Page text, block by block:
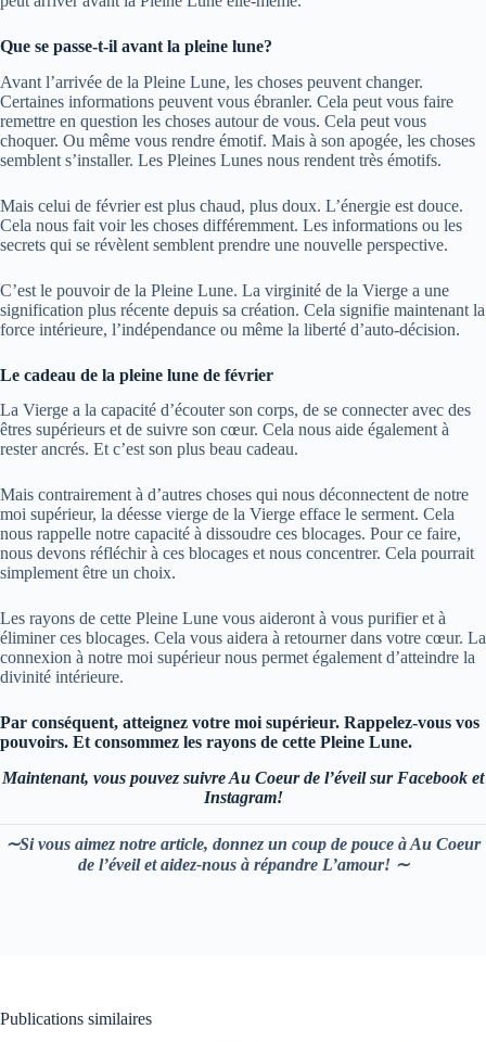
Que se passe-t-il avant la pleine lune?
Avant l’arrivée de la Pleine Lune, les choses peuvent changer.
Certaines informations peuvent vous ébranler. Cela peut vous faire
remettre en question les choses autour de vous. Cela peut vous
choquer. Ou même vous rendre émotif. Mais à son apogée, les choses
semblent s’installer. Les Pleines Lunes nous rendent très émotifs.
Mais celui de février est plus chaud, plus doux. L’énergie est douce.
Cela nous fait voir les choses différemment. Les informations ou les
secrets qui se révèlent semblent prendre une nouvelle perspective.
C’est le pouvoir de la Pleine Lune. La virginité de la Vierge a une
signification plus récente depuis sa création. Cela signifie maintenant la
force intérieure, l’indépendance ou même la liberté d’auto-décision.
Le cadeau de la pleine lune de février
La Vierge a la capacité d’écouter son corps, de se connecter avec des
êtres supérieurs et de suivre son cœur. Cela nous aide également à
rester ancrés. Et c’est son plus beau cadeau.
Mais contrairement à d’autres choses qui nous déconnectent de notre
moi supérieur, la déesse vierge de la Vierge efface le serment. Cela
nous rappelle notre capacité à dissoudre ces blocages. Pour ce faire,
nous devons réfléchir à ces blocages et nous concentrer. Cela pourrait
simplement être un choix.
Les rayons de cette Pleine Lune vous aideront à vous purifier et à
éliminer ces blocages. Cela vous aidera à retourner dans votre cœur. La
connexion à notre moi supérieur nous permet également d’atteindre la
divinité intérieure.
Par conséquent, atteignez votre moi supérieur. Rappelez-vous vos
pouvoirs. Et consommez les rayons de cette Pleine Lune.
Maintenant, vous pouvez suivre Au Coeur de l’éveil sur Facebook et
Instagram!
∼Si vous aimez notre article, donnez un coup de pouce à Au Coeur
de l’éveil et aidez-nous à répandre L’amour! ∼
Publications similaires